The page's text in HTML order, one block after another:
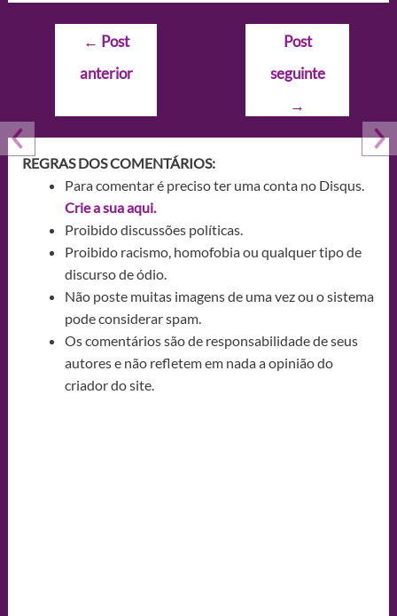
Navegação
Post
← Post
anterior
Post
seguinte
→
REGRAS DOS COMENTÁRIOS:
Para comentar é preciso ter uma conta no Disqus.
Crie a sua aqui.
Proibido discussões políticas.
Proibido racismo, homofobia ou qualquer tipo de
discurso de ódio.
Não poste muitas imagens de uma vez ou o sistema
pode considerar spam.
Os comentários são de responsabilidade de seus
autores e não refletem em nada a opinião do
criador do site.